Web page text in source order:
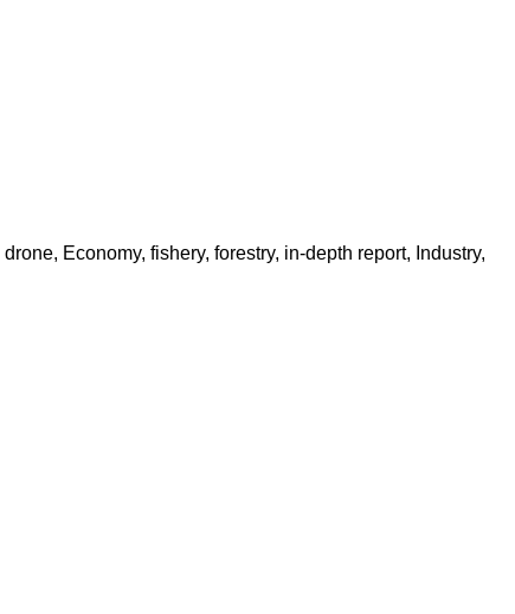
drone, Economy, fishery, forestry, in-depth report, Industry,